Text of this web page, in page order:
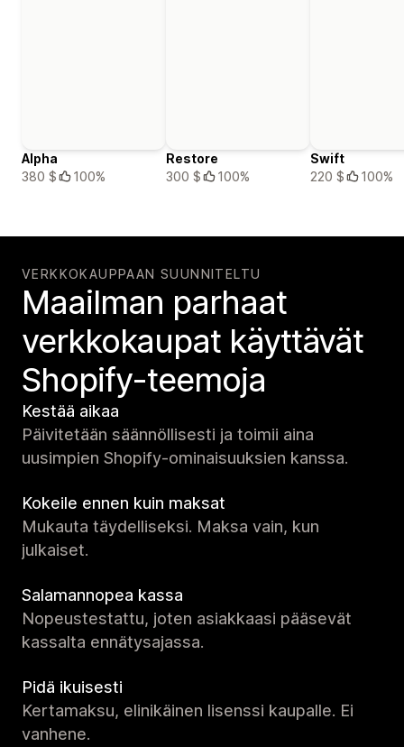
Alpha
380 $
100%
Restore
300 $
100%
Swift
220 $
100%
VERKKOKAUPPAAN SUUNNITELTU
Maailman parhaat
verkko­kaupat käyttävät
Shopify-teemoja
Kestää aikaa
Päivitetään säännöllisesti ja toimii aina
uusimpien Shopify-ominaisuuksien kanssa.
Kokeile ennen kuin maksat
Mukauta täydelliseksi. Maksa vain, kun
julkaiset.
Salamannopea kassa
Nopeustestattu, joten asiakkaasi pääsevät
kassalta ennätysajassa.
Pidä ikuisesti
Kertamaksu, elinikäinen lisenssi kaupalle. Ei
vanhene.